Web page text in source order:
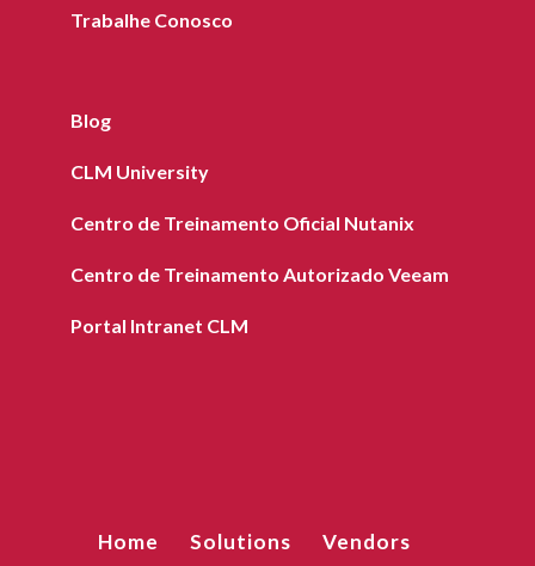
Trabalhe Conosco
Blog
CLM University
Centro de Treinamento Oficial Nutanix
Centro de Treinamento Autorizado Veeam
Portal Intranet CLM
Home Solutions
Vendors